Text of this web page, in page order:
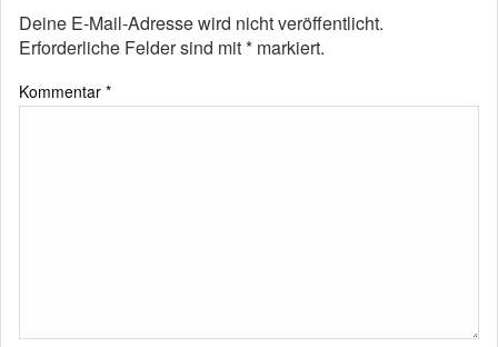
Deine E-Mail-Adresse wird nicht veröffentlicht.
Erforderliche Felder sind mit* markiert.
Kommentar *